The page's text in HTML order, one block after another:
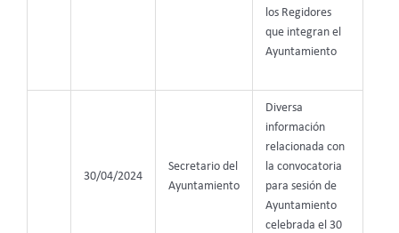
los Regidores
que integran el
Ayuntamiento
30/04/2024
Secretario del
Ayuntamiento
Diversa
información
relacionada con
la convocatoria
para sesión de
Ayuntamiento
celebrada el 30